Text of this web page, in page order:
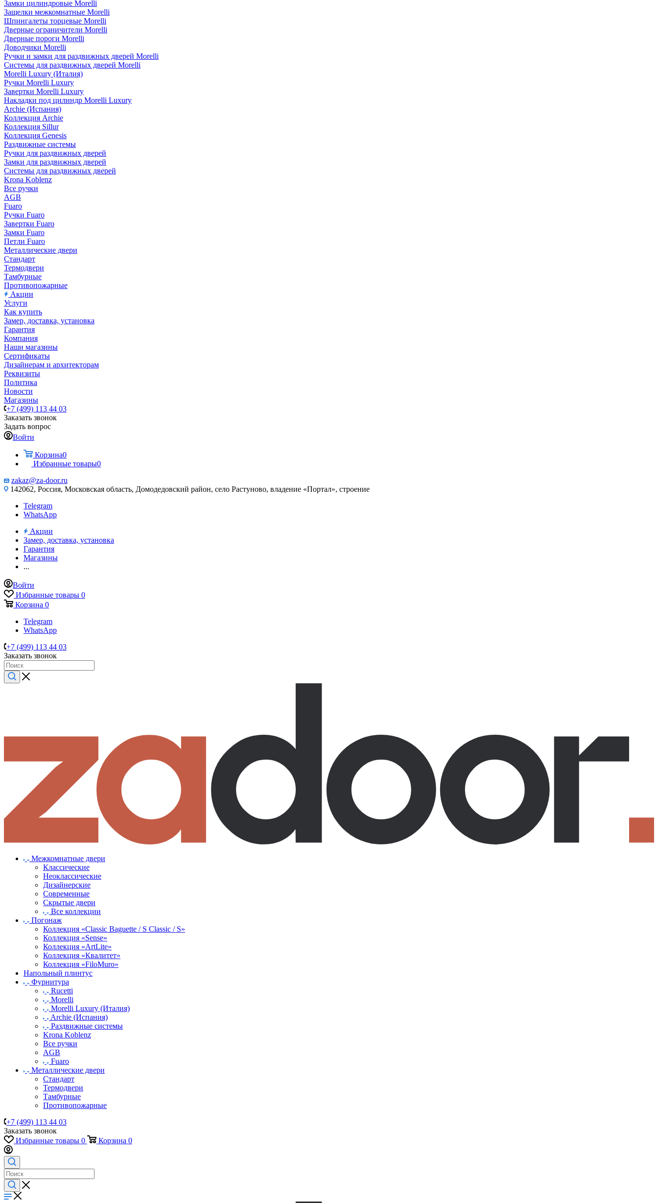
Замки цилиндровые Morelli
Защелки межкомнатные Morelli
Шпингалеты торцевые Morelli
Дверные ограничители Morelli
Дверные пороги Morelli
Доводчики Morelli
Ручки и замки для раздвижных дверей Morelli
Системы для раздвижных дверей Morelli
Morelli Luxury (Италия)
Ручки Morelli Luxury
Завертки Morelli Luxury
Накладки под цилиндр Morelli Luxury
Archie (Испания)
Коллекция Archie
Коллекция Sillur
Коллекция Genesis
Раздвижные системы
Ручки для раздвижных дверей
Замки для раздвижных дверей
Системы для раздвижных дверей
Krona Koblenz
Все ручки
AGB
Fuaro
Ручки Fuaro
Завертки Fuaro
Замки Fuaro
Петли Fuaro
Металлические двери
Стандарт
Термодвери
Тамбурные
Противопожарные
Акции
Услуги
Как купить
Замер, доставка, установка
Гарантия
Компания
Наши магазины
Сертификаты
Дизайнерам и архитекторам
Реквизиты
Политика
Новости
Магазины
+7 (499) 113 44 03
Заказать звонок
Задать вопрос
Войти
Корзина0
Избранные товары0
zakaz@za-door.ru
142062, Россия, Московская область, Домодедовский район, село Растуново, владение «Портал», строение
Telegram
WhatsApp
Акции
Замер, доставка, установка
Гарантия
Магазины
...
Войти
Избранные товары 0
Корзина 0
Telegram
WhatsApp
+7 (499) 113 44 03
Заказать звонок
Межкомнатные двери
Классические
Неоклассические
Дизайнерские
Современные
Скрытые двери
Все коллекции
Погонаж
Коллекция «Classic Baguette / S Classic / S»
Коллекция «Sense»
Коллекция «ArtLite»
Коллекция «Квалитет»
Коллекция «FiloMuro»
Напольный плинтус
Фурнитура
Rucetti
Morelli
Morelli Luxury (Италия)
Archie (Испания)
Раздвижные системы
Krona Koblenz
Все ручки
AGB
Fuaro
Металлические двери
Стандарт
Термодвери
Тамбурные
Противопожарные
+7 (499) 113 44 03
Заказать звонок
Избранные товары 0 Корзина 0